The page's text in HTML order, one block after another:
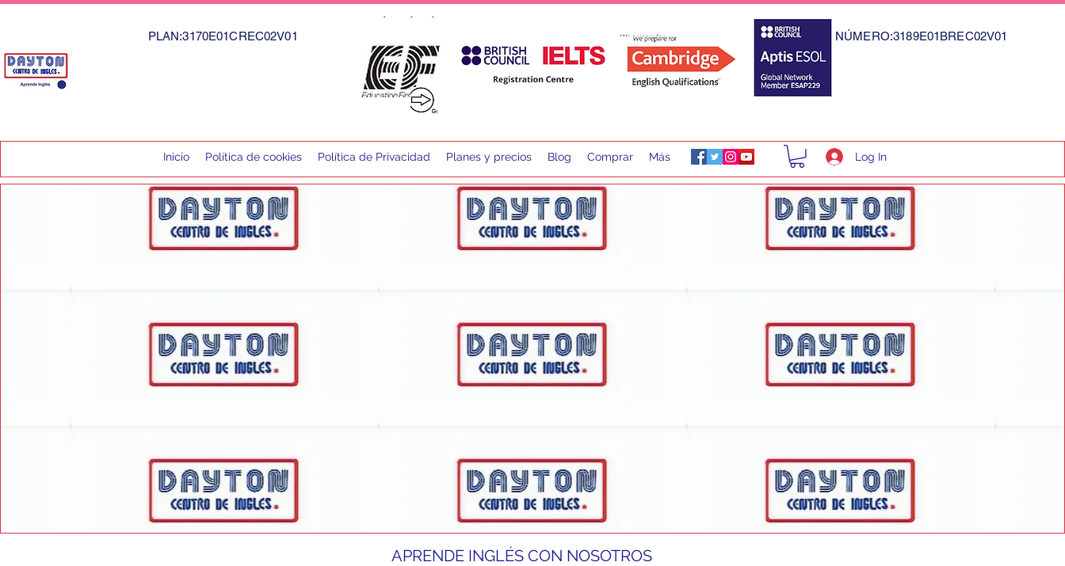
NÚMERO:3189E01BREC02V01
PLAN:3170E01CREC02V01
Inicio Política de cookies Política de Privacidad Planes y precios Blog Comprar Más Log In
APRENDE INGLÉS CON NOSOTROS